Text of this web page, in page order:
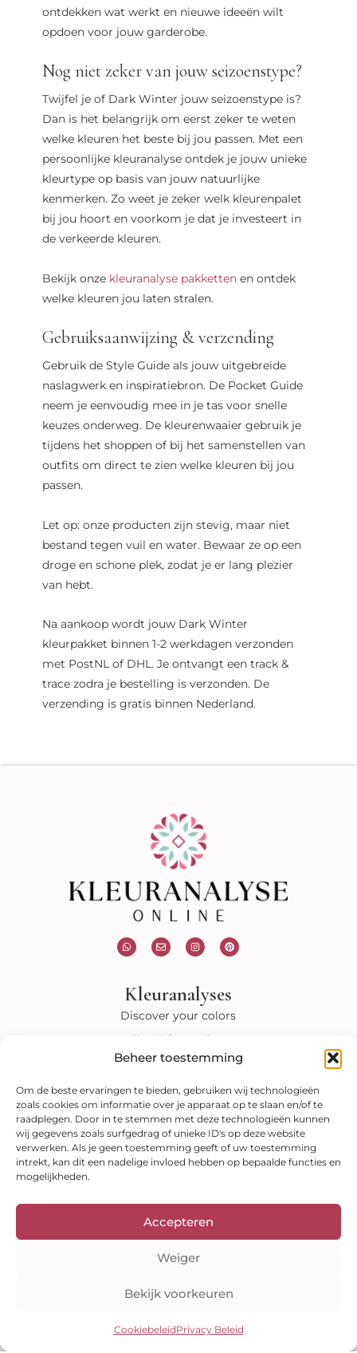
Beheer toestemming
Om de beste ervaringen te bieden, gebruiken wij technologieën
zoals cookies om informatie over je apparaat op te slaan en/of te
raadplegen. Door in te stemmen met deze technologieën kunnen
wij gegevens zoals surfgedrag of unieke ID's op deze website
verwerken. Als je geen toestemming geeft of uw toestemming
intrekt, kan dit een nadelige invloed hebben op bepaalde functies en
mogelijkheden.
Accepteren
Weiger
Bekijk voorkeuren
CookiebeleidPrivacy Beleid
ontdekken wat werkt en nieuwe ideeën wilt
opdoen voor jouw garderobe.
Nog niet zeker van jouw seizoenstype?
Twijfel je of Dark Winter jouw seizoenstype is?
Dan is het belangrijk om eerst zeker te weten
welke kleuren het beste bij jou passen. Met een
persoonlijke kleuranalyse ontdek je jouw unieke
kleurtype op basis van jouw natuurlijke
kenmerken. Zo weet je zeker welk kleurenpalet
bij jou hoort en voorkom je dat je investeert in
de verkeerde kleuren.
Bekijk onze kleuranalyse pakkettenen ontdek
welke kleuren jou laten stralen.
Gebruiksaanwijzing & verzending
Gebruik de Style Guide als jouw uitgebreide
naslagwerk en inspiratiebron. De Pocket Guide
neem je eenvoudig mee in je tas voor snelle
keuzes onderweg. De kleurenwaaier gebruik je
tijdens het shoppen of bij het samenstellen van
outfits om direct te zien welke kleuren bij jou
passen.
Let op: onze producten zijn stevig, maar niet
bestand tegen vuil en water. Bewaar ze op een
droge en schone plek, zodat je er lang plezier
van hebt.
Na aankoop wordt jouw Dark Winter
kleurpakket binnen 1-2 werkdagen verzonden
met PostNL of DHL. Je ontvangt een track &
trace zodra je bestelling is verzonden. De
verzending is gratis binnen Nederland.
W
h
a
a
p
E
n
v
p
I
n
s
g
r
m
P
i
n
e
t
Kleuranalyses
Discover your colors
The Perfect Palette
Full Color Experience
Blijf op de hoogte
Ontvang leuke aanbiedingen, inspiratie en
meer direct in je inbox!
E-
mail
Verzenden
Bekijk onze shop
Kleurenwaaiers
Style guides
E-books
Veilig betalen